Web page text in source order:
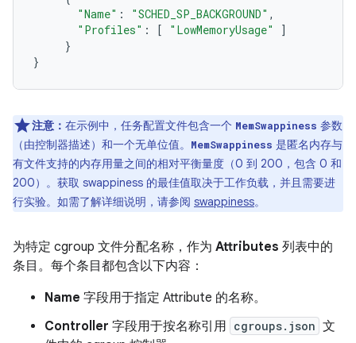
"Name" : "SCHED_SP_BACKGROUND" ,
"Profiles" : [ "LowMemoryUsage"
]
}
}
注意： 在示例中，任务配置文件包含一个 MemSwappiness 参数
（由控制器描述）和一个无单位值。
MemSwappiness 是匿名内存与
有文件支持的内存用量之间的相对平衡量度（0 到 200，包含 0 和
200）。获取 swappiness 的最佳值取决于工作负载，并且需要进
行实验。如需了解详细说明，请参阅 swappiness。
为特定 cgroup 文件分配名称，作为 Attributes 列表中的
条目。每个条目都包含以下内容：
Name 字段用于指定 Attribute 的名称。
Controller 字段用于按名称引用 cgroups.json 文